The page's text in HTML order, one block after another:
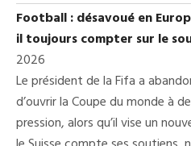
Football : désavoué en
il toujours compter sur le
2026
Le président de la Fifa a
d’ouvrir la Coupe du monde à
pression, alors qu’il vise un